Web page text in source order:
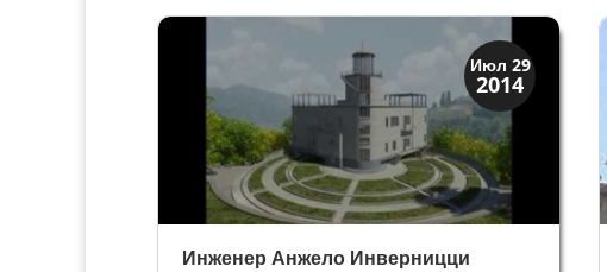
Июл 29
2014
Веронцы
Инженер Анжело Инверницци